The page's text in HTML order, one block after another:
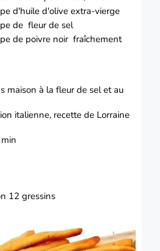
d'huile d'olive extra-vierge
de fleur de sel
de poivre noir fraîchement
maison à la fleur de sel et au
italienne, recette de Lorraine
12 gressins